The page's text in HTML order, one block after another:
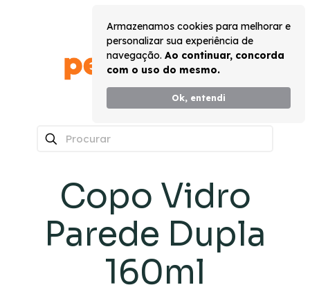
Armazenamos cookies para melhorar e
personalizar sua experiência de
navegação. Ao continuar, concorda
com o uso do mesmo.
Ok, entendi
Copo Vidro
Parede Dupla
160ml